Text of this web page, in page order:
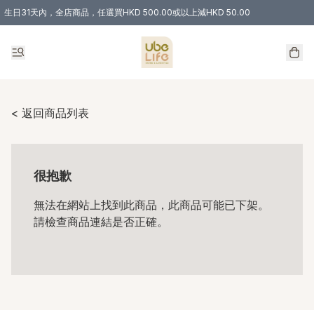
生日31天內，全店商品，任選買HKD 500.00或以上減HKD 50.00
購物滿 HKD 300.00即享免運費優惠！（適用於 特定的送貨方式 )
< 返回商品列表
很抱歉
無法在網站上找到此商品，此商品可能已下架。
請檢查商品連結是否正確。